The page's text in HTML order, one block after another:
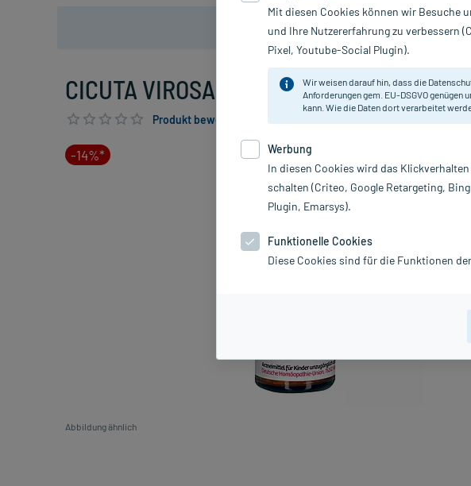
Nur für kurze Zeit:
CICUTA VIROSA D30, 10 g
Produkt bewerten & PlusHerzen sichern
-14%*
Abbildung ähnlich
Mit diesen Cookies können wir Besuche
und Ihre Nutzererfahrung zu verbessern
Pixel, Youtube-Social Plugin).
Wir weisen darauf hin, dass die
Anforderungen gem. EU-DSGVO
kann. Wie die Daten dort verarbeitet
Werbung
In diesen Cookies wird das
schalten (Criteo, Google Retargeting,
Plugin, Emarsys).
Funktionelle Cookies
Diese Cookies sind für die Funktionen